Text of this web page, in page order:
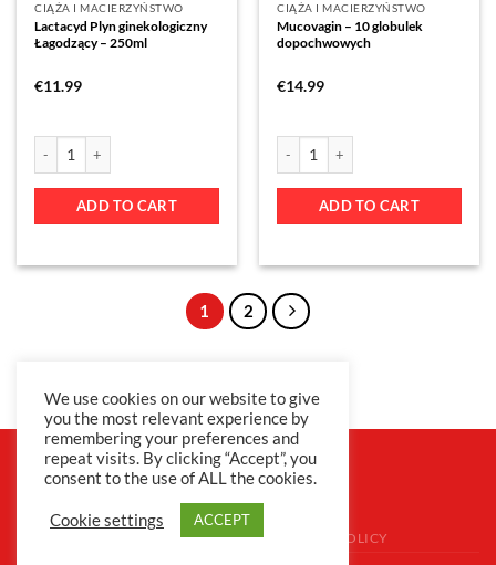
CIĄŻA I MACIERZYŃSTWO
Lactacyd Plyn ginekologiczny
Łagodzący – 250ml
€11.99
ADD TO CART
CIĄŻA I MACIERZYŃSTWO
Mucovagin – 10 globulek
dopochwowych
€14.99
ADD TO CART
1 2
Privacy Policy | Terms & Conditions
TERMS & CONDITIONS PRIVACY POLICY
We use cookies on our website to give
you the most relevant experience by
remembering your preferences and
repeat visits. By clicking “Accept”, you
consent to the use of ALL the cookies.
Cookie settings ACCEPT